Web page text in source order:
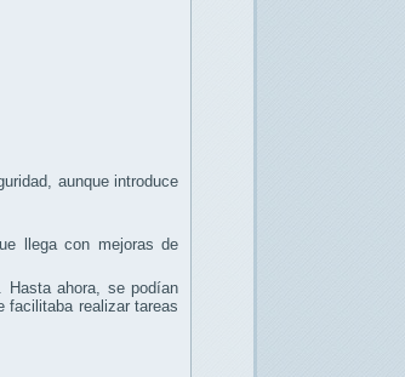
aunque introduce
llega con mejoras de
. Hasta ahora, se podían
facilitaba realizar tareas